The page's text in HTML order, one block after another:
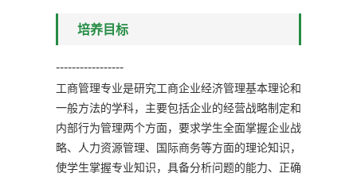
培养目标
-----------------
工商管理专业是研究工商企业经济管理基本理论和
一般方法的学科，主要包括企业的经营战略制定和
内部行为管理两个方面，要求学生全面掌握企业战
略、人力资源管理、国际商务等方面的理论知识，
使学生掌握专业知识，具备分析问题的能力、正确